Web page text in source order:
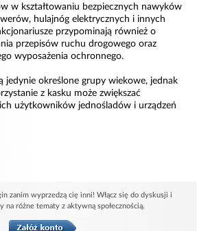
w kształtowaniu bezpiecznych nawyków
hulajnóg elektrycznych i innych
przypominają również o
przepisów ruchu drogowego oraz
wyposażenia ochronnego.
jedynie określone grupy wiekowe, jednak
z kasku może zwiększać
użytkowników jednośladów i urządzeń
zanim wyprzedzą cię inni! Włącz się do dyskusji i
na różne tematy z aktywną społecznością.